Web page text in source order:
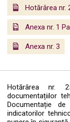
Hotărârea nr.
Anexa nr. 1
Anexa nr. 3
Hotărârea nr.
documentațiilor
Documentație
indicatorilor